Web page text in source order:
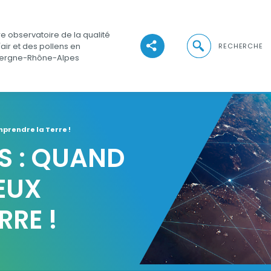
observatoire de la qualité
et des pollens en
Rhône-Alpes
Voir les réseaux sociaux
Ouvrir laRECHERCHE
la Terre !
: QUAND
!